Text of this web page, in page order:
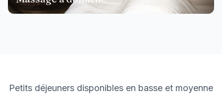
Petits déjeuners disponibles en basse et moyenne